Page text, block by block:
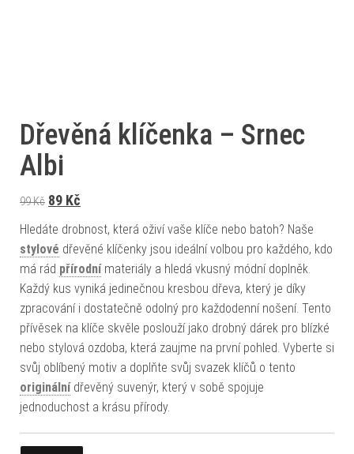
Dřevěná klíčenka – Srnec
Albi
99Kč Původní cena byla: 99 Kč.
89 Kč
Hledáte drobnost, která oživí vaše klíče nebo batoh? Naše
stylové dřevěné klíčenky jsou ideální volbou pro každého, kdo
má rád přírodnímateriály a hledá vkusný módní doplněk.
Každý kus vyniká jedinečnou kresbou dřeva, který je díky
zpracování i dostatečně odolný pro každodenní nošení. Tento
přívěsek na klíče skvěle poslouží jako drobný dárek pro blízké
nebo stylová ozdoba, která zaujme na první pohled. Vyberte si
svůj oblíbený motiv a doplňte svůj svazek klíčů o tento
originálnídřevěný suvenýr, který v sobě spojuje
jednoduchost a krásu přírody.